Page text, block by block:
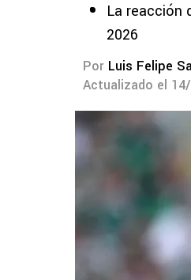
La reacción
2026
Por Luis Felipe
Actualizado el